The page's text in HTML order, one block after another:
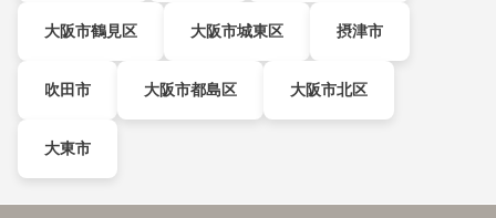
大阪市鶴見区 大阪市城東区 摂津市
吹田市 大阪市都島区 大阪市北区
大東市